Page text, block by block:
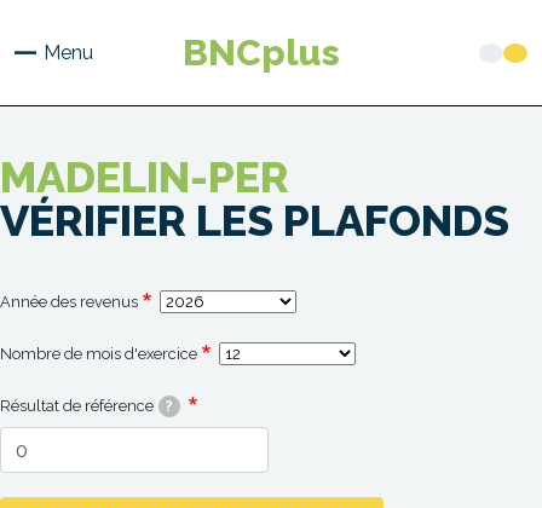
principal
Menu BNCplus
MADELIN-PER
VÉRIFIER LES PLAFONDS
Année des revenus
Nombre de mois d'exercice
Résultat de référence ?